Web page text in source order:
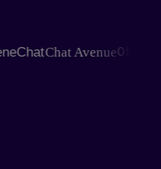
Chat Avenue
BeneChat